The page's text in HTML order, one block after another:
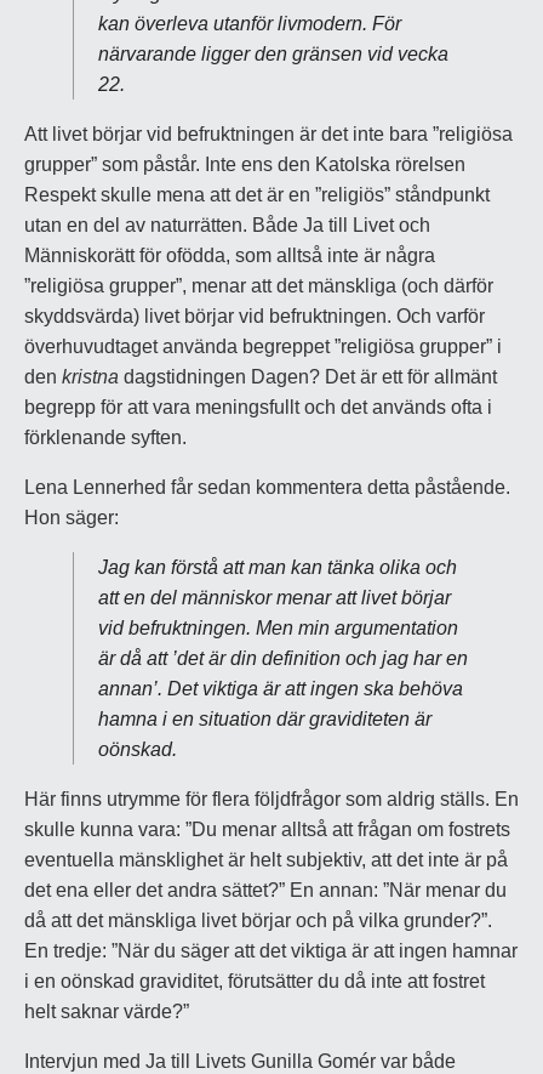
kan överleva utanför livmodern. För
närvarande ligger den gränsen vid vecka
22.
Att livet börjar vid befruktningen är det inte bara ”religiösa
grupper” som påstår. Inte ens den Katolska rörelsen
Respekt skulle mena att det är en ”religiös” ståndpunkt
utan en del av naturrätten. Både Ja till Livet och
Människorätt för ofödda, som alltså inte är några
”religiösa grupper”, menar att det mänskliga (och därför
skyddsvärda) livet börjar vid befruktningen. Och varför
överhuvudtaget använda begreppet ”religiösa grupper” i
den kristna dagstidningen Dagen? Det är ett för allmänt
begrepp för att vara meningsfullt och det används ofta i
förklenande syften.
Lena Lennerhed får sedan kommentera detta påstående.
Hon säger:
Jag kan förstå att man kan tänka olika och
att en del människor menar att livet börjar
vid befruktningen. Men min argumentation
är då att ’det är din definition och jag har en
annan’. Det viktiga är att ingen ska behöva
hamna i en situation där graviditeten är
oönskad.
Här finns utrymme för flera följdfrågor som aldrig ställs. En
skulle kunna vara: ”Du menar alltså att frågan om fostrets
eventuella mänsklighet är helt subjektiv, att det inte är på
det ena eller det andra sättet?” En annan: ”När menar du
då att det mänskliga livet börjar och på vilka grunder?”.
En tredje: ”När du säger att det viktiga är att ingen hamnar
i en oönskad graviditet, förutsätter du då inte att fostret
helt saknar värde?”
Intervjun med Ja till Livets Gunilla Gomér var både